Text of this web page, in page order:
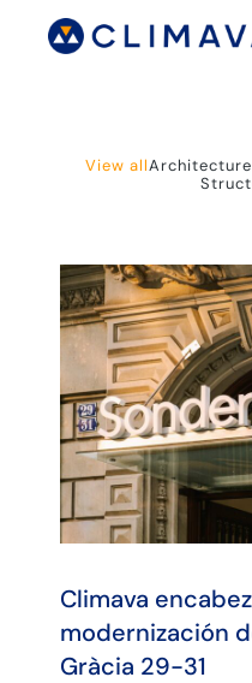
View allArchitecture
Climava
modernización
Gràcia 29-31